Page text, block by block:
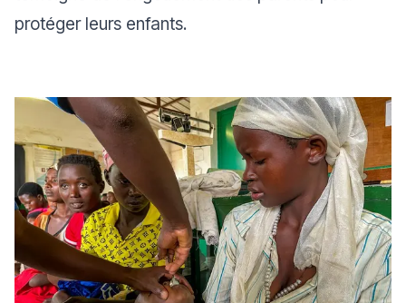
protéger leurs enfants.